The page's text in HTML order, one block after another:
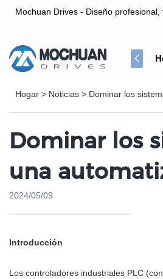
Mochuan Drives - Diseño
Hogar > Noticias > Dominar los
Dominar los
una
2024/05/09
Introducción
Los controladores industriales PLC